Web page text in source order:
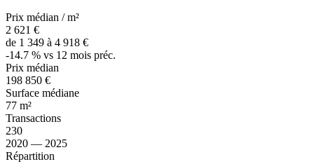
Prix médian / m²
2 621 €
de 1 349 à 4 918 €
-14.7 % vs 12 mois préc.
Prix médian
198 850 €
Surface médiane
77 m²
Transactions
230
2020 — 2025
Répartition